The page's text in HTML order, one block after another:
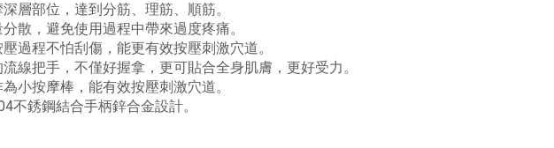
層部位，達到分筋、理筋、順筋。
散，避免使用過程中帶來過度疼痛。
過程不怕刮傷，能更有效按壓刺激穴道。
線把手，不僅好握拿，更可貼合全身肌膚，更好受力。
小按摩棒，能有效按壓刺激穴道。
不銹鋼結合手柄鋅合金設計。